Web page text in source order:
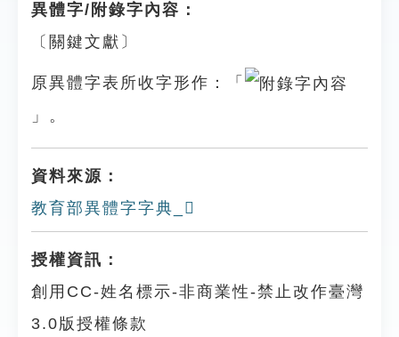
異體字/附錄字內容：
〔關鍵文獻〕
原異體字表所收字形作：「
」。
資料來源：
教育部異體字字典_𤬣
授權資訊：
創用CC-姓名標示-非商業性-禁止改作臺灣
3.0版授權條款